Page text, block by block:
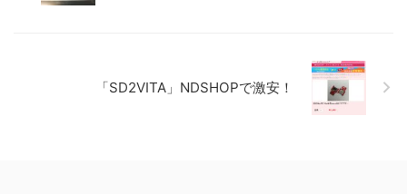
「SD2VITA」NDSHOPで激安！